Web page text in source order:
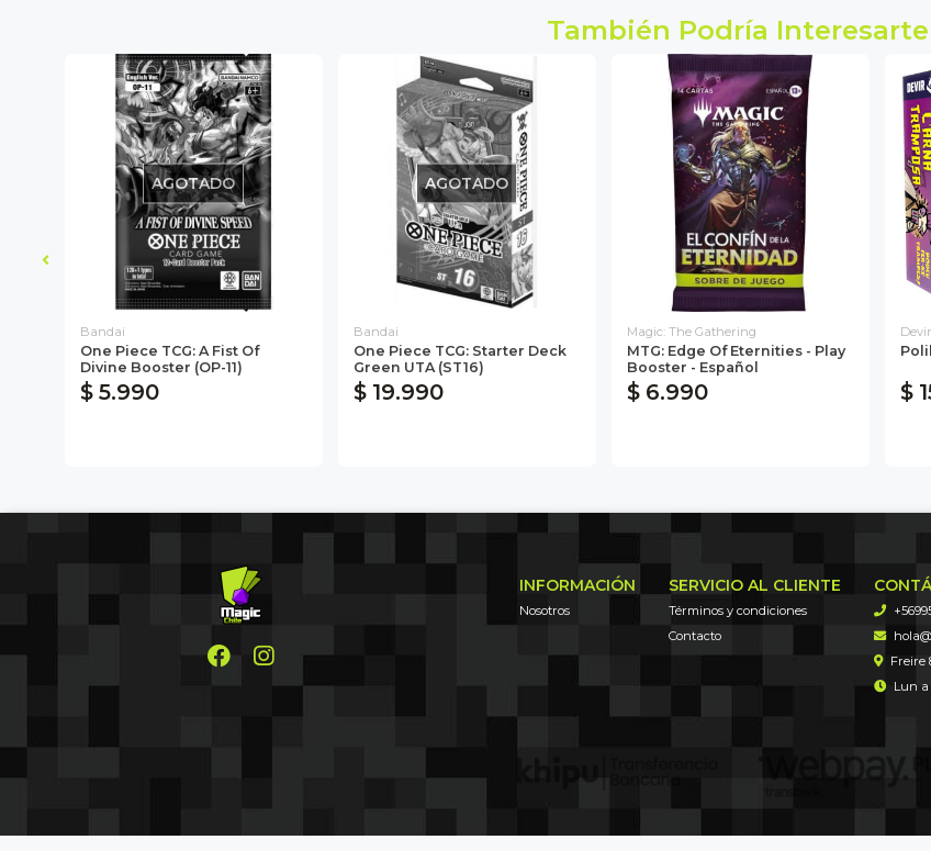
También Podría Interesarte
AGOTADO
Bandai
One Piece TCG: A Fist Of
Divine Booster (OP-11)
$ 5.990
AGOTADO
Bandai
One Piece TCG: Starter Deck
Green UTA (ST16)
$ 19.990
Magic: The Gathering
MTG: Edge Of Eternities - Play
Booster - Español
$ 6.990
Devir
$
INFORMACIÓN
Nosotros
SERVICIO AL CLIENTE
Términos y condiciones
Contacto
Freire
Lun a